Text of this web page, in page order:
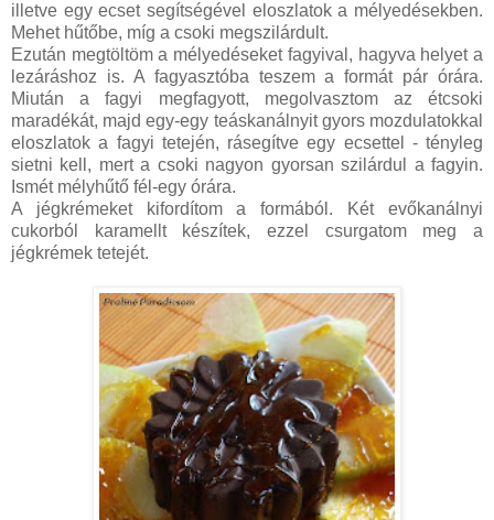
illetve egy ecset segítségével eloszlatok a mélyedésekben.
Mehet hűtőbe, míg a csoki megszilárdult.
Ezután megtöltöm a mélyedéseket fagyival, hagyva helyet a
lezáráshoz is. A fagyasztóba teszem a formát pár órára.
Miután a fagyi megfagyott, megolvasztom az étcsoki
maradékát, majd egy-egy teáskanálnyit gyors mozdulatokkal
eloszlatok a fagyi tetején, rásegítve egy ecsettel - tényleg
sietni kell, mert a csoki nagyon gyorsan szilárdul a fagyin.
Ismét mélyhűtő fél-egy órára.
A jégkrémeket kifordítom a formából. Két evőkanálnyi
cukorból karamellt készítek, ezzel csurgatom meg a
jégkrémek tetejét.